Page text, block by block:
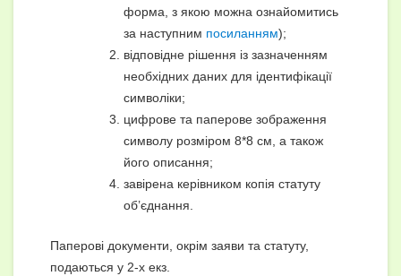
форма, з якою можна ознайомитись
за наступним посиланням);
відповідне рішення із зазначенням
необхідних даних для ідентифікації
символіки;
цифрове та паперове зображення
символу розміром 8*8 см, а також
його описання;
завірена керівником копія статуту
об’єднання.
Паперові документи, окрім заяви та статуту,
подаються у 2-х екз.